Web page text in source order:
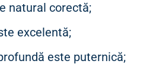
natural corectă;
excelentă;
este puternică;